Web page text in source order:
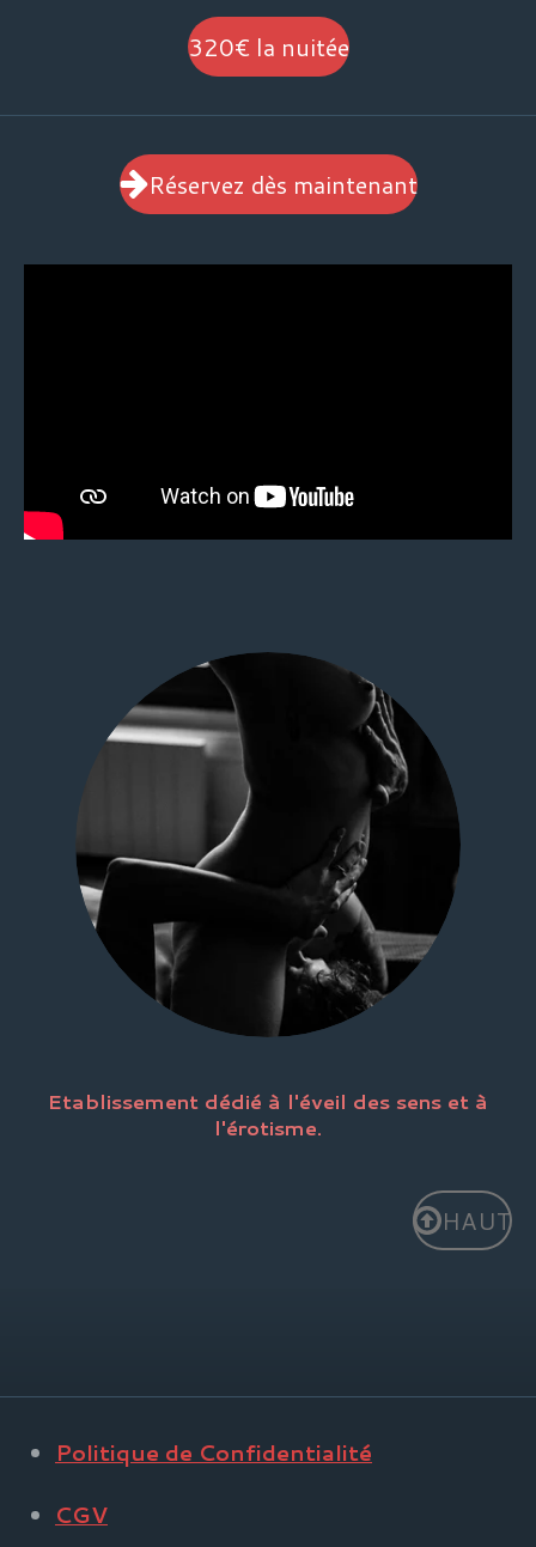
320€ la nuitée
Réservez dès maintenant
Etablissement dédié à l'éveil des sens et à
l'érotisme.
HAUT
Politique de Confidentialité
CGV